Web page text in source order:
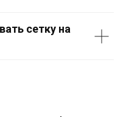
сетку на